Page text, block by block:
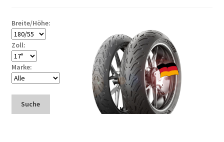
Breite/Höhe:
Zoll:
Marke:
Suche